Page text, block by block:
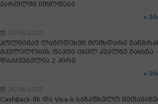
ქართლში იმყოფება
26-06-2025
პოლიციამ ლაგოდეხში მომხდარი
მკვლელობის ფაქტი ცხელ კვალზე გახსნა -
დაკავებულია 2 პირი
26-06-2025
CashBack-ის და Visa-ს საზაფხულო